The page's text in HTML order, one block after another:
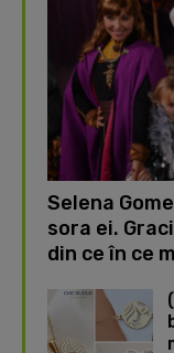
Selena
sora ei.
din ce în ce